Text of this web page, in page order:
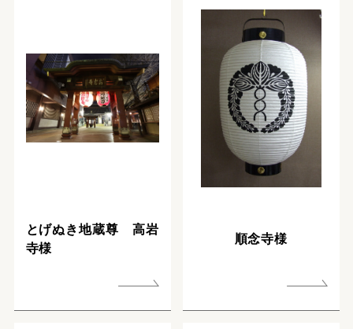
とげぬき地蔵尊 高岩
寺様
順念寺様